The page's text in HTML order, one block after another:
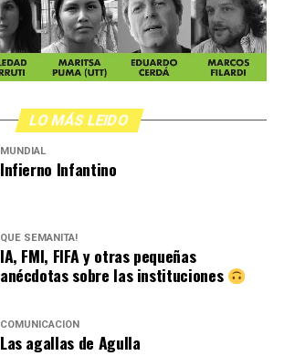
LO MÁS LEIDO
MUNDIAL
Infierno Infantino
QUÉ SEMANITA!
IA, FMI, FIFA y otras pequeñas
anécdotas sobre las instituciones
COMUNICACIÓN
Las agallas de Agulla